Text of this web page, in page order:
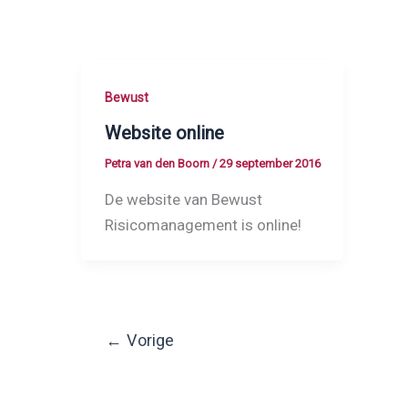
Bewust
Website online
Petra van den Boorn /29 september 2016
De website van Bewust
Risicomanagement is online!
← Vorige